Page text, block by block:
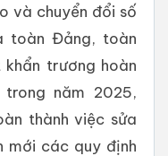
và chuyển đổi số
toàn Đảng, toàn
trương hoàn
trong năm 2025,
thành việc sửa
mới các quy định